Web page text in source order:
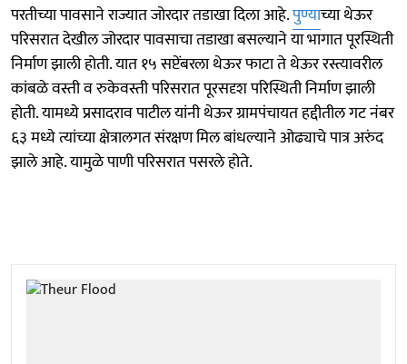
परतीच्या पावसाने राज्यात जोरदार तडाखा दिला आहे.पुण्याच्या थेऊर
परिसरात देखील जोरदार पावसाचा तडाखा बसल्याने या भागात पूरस्थिती
निर्माण झाली होती. यात १५ सप्टेंबरला थेऊर फाटा ते थेऊर रस्त्यावरील
कांबळे वस्ती व रुकेवस्ती परिसरात पूरसदृश परिस्थिती निर्माण झाली
होती. यामध्ये प्रसादराव पाटील यांनी थेऊर ग्रामपंचायत हद्दीतील गट नंबर
६३ मध्ये त्यांच्या क्षेत्रालगत संरक्षण मिल बांधल्याने ओढ्याचे पात्र अरुंद
झाले आहे. यामुळे पाणी परिसरात पसरले होते.